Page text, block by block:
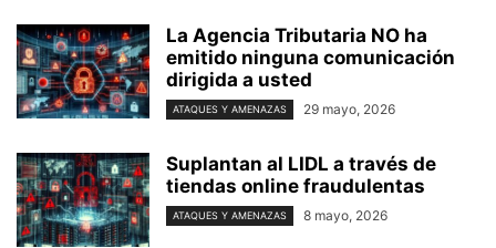
La Agencia Tributaria NO ha
emitido ninguna comunicación
dirigida a usted
ATAQUES Y AMENAZAS 29 mayo, 2026
Suplantan al LIDL a través de
tiendas online fraudulentas
ATAQUES Y AMENAZAS 8 mayo, 2026